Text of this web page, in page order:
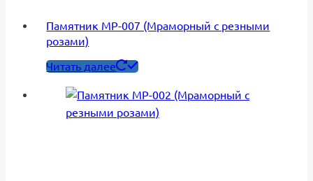
Памятник МР-007 (Мраморный с резными
розами)
Читать далее